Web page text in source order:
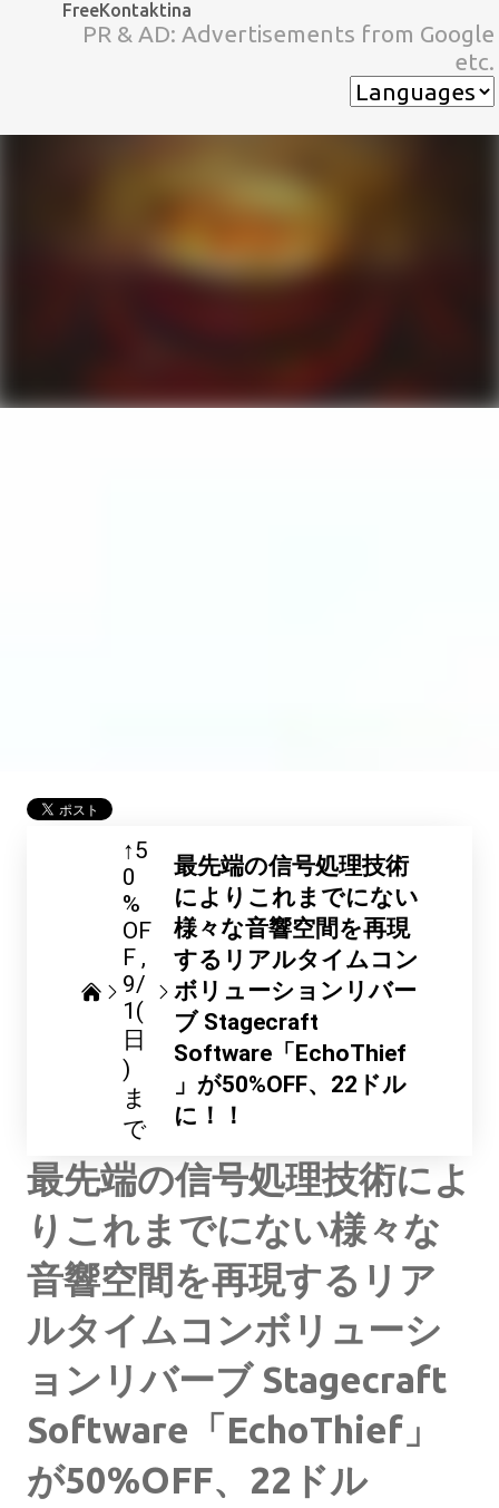
スキップしてメイン コンテンツに移動
FreeKontaktina
PR & AD: Advertisements from Google
etc.
↑5
0
%
OF
F
9/
1(
日
)
ま
で
最先端の信号処理技術
によりこれまでにない
様々な音響空間を再現
するリアルタイムコン
ボリューションリバー
ブ Stagecraft
Software「EchoThief
」が50%OFF、22ドル
に！！
最先端の信号処理技術によ
りこれまでにない様々な
音響空間を再現するリア
ルタイムコンボリューシ
ョンリバーブ Stagecraft
Software「EchoThief」
が50%OFF、22ドル